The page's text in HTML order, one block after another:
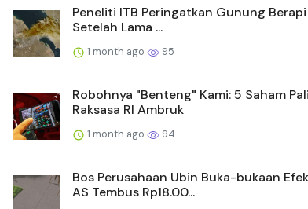
Peneliti ITB Peringatkan Gunung
Setelah Lama ...
1 month ago 95
Robohnya "Benteng" Kami: 5 Saham
Raksasa RI Ambruk
1 month ago 94
Bos Perusahaan Ubin Buka-bukaan
AS Tembus Rp18.00...